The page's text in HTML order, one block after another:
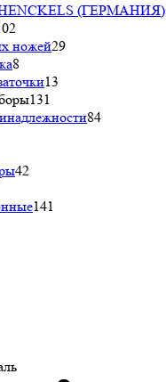
(ГЕРМАНИЯ)
ножей29
8
13
131
84
42
141